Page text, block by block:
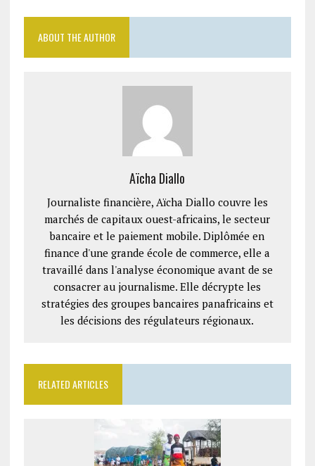
ABOUT THE AUTHOR
Aïcha Diallo
Journaliste financière, Aïcha Diallo couvre les
marchés de capitaux ouest-africains, le secteur
bancaire et le paiement mobile. Diplômée en
finance d'une grande école de commerce, elle a
travaillé dans l'analyse économique avant de se
consacrer au journalisme. Elle décrypte les
stratégies des groupes bancaires panafricains et
les décisions des régulateurs régionaux.
RELATED ARTICLES